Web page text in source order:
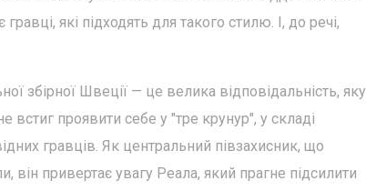
які підходять для такого стилю. І, до речі,
збірної Швеції — це велика відповідальність, яку
встиг проявити себе у "тре крунур", у складі
гравців. Як центральний півзахисник, що
він привертає увагу Реала, який прагне підсилити